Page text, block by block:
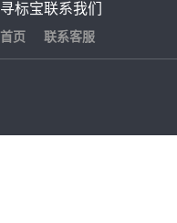
寻标宝
首页
联系我们
联系客服